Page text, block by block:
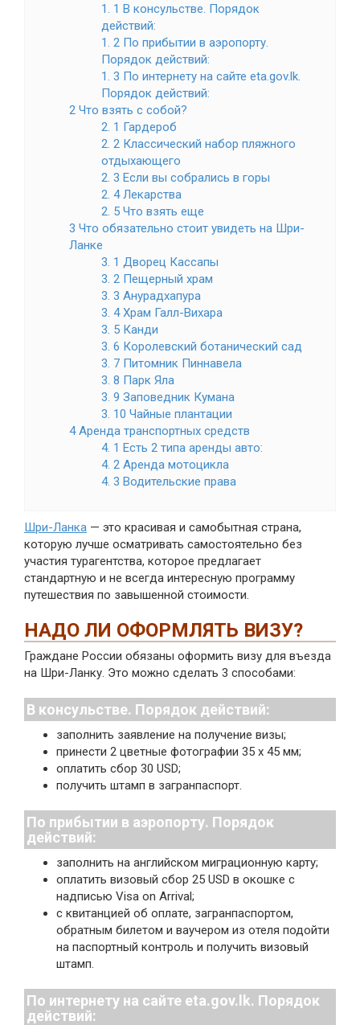
1. 1 В консульстве. Порядок
действий:
1. 2 По прибытии в аэропорту.
Порядок действий:
1. 3 По интернету на сайте eta.gov.lk.
Порядок действий:
2 Что взять с собой?
2. 1 Гардероб
2. 2 Классический набор пляжного
отдыхающего
2. 3 Если вы собрались в горы
2. 4 Лекарства
2. 5 Что взять еще
3 Что обязательно стоит увидеть на Шри-
Ланке
3. 1 Дворец Кассапы
3. 2 Пещерный храм
3. 3 Анурадхапура
3. 4 Храм Галл-Вихара
3. 5 Канди
3. 6 Королевский ботанический сад
3. 7 Питомник Пиннавела
3. 8 Парк Яла
3. 9 Заповедник Кумана
3. 10 Чайные плантации
4 Аренда транспортных средств
4. 1 Есть 2 типа аренды авто:
4. 2 Аренда мотоцикла
4. 3 Водительские права
Шри-Ланка — это красивая и самобытная страна,
которую лучше осматривать самостоятельно без
участия турагентства, которое предлагает
стандартную и не всегда интересную программу
путешествия по завышенной стоимости.
НАДО ЛИ ОФОРМЛЯТЬ ВИЗУ?
Граждане России обязаны оформить визу для въезда
на Шри-Ланку. Это можно сделать 3 способами:
В консульстве. Порядок действий:
заполнить заявление на получение визы;
принести 2 цветные фотографии 35 х 45 мм;
оплатить сбор 30 USD;
получить штамп в загранпаспорт.
По прибытии в аэропорту. Порядок
действий:
заполнить на английском миграционную карту;
оплатить визовый сбор 25 USD в окошке с
надписью Visa on Arrival;
с квитанцией об оплате, загранпаспортом,
обратным билетом и ваучером из отеля подойти
на паспортный контроль и получить визовый
штамп.
По интернету на сайте eta.gov.lk. Порядок
действий: